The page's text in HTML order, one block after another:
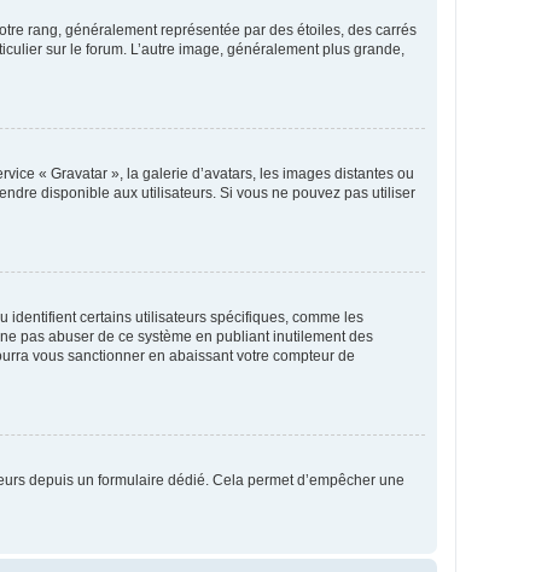
rang, généralement représentée par des étoiles, des carrés
sur le forum. L’autre image, généralement plus grande,
« Gravatar », la galerie d’avatars, les images distantes ou
disponible aux utilisateurs. Si vous ne pouvez pas utiliser
identifient certains utilisateurs spécifiques, comme les
pas abuser de ce système en publiant inutilement des
vous sanctionner en abaissant votre compteur de
depuis un formulaire dédié. Cela permet d’empêcher une